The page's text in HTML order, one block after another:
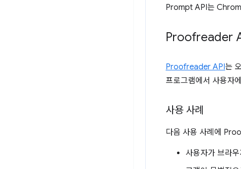
Prompt API는
Proofreader
Proofreader API는
프로그램에서 사용자
사용 사례
다음 사용 사례에
사용자가 브라